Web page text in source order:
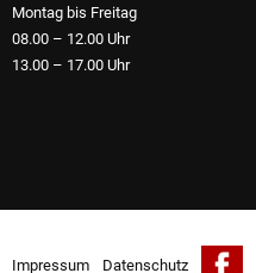
Montag bis Freitag
08.00 – 12.00 Uhr
13.00 – 17.00 Uhr
Impressum Datenschutz